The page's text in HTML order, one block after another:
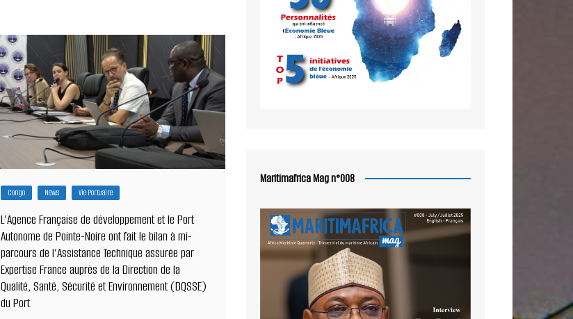
Congo News Vie Portuaire
L’Agence Française de développement et le Port
Autonome de Pointe-Noire ont fait le bilan à mi-
parcours de l’Assistance Technique assurée par
Expertise France auprès de la Direction de la
Qualité, Santé, Sécurité et Environnement (DQSSE)
du Port
Maritimafrica Mag n°008